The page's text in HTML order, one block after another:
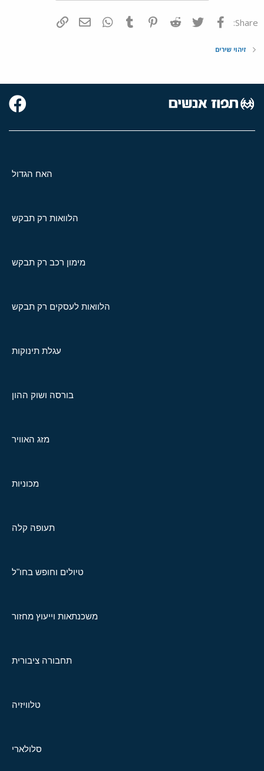
Share: פייסבוק Twitter
Reddit
Pinterest
Tumblr
WhatsAppדואר אלקטרוני
זיהוי שירים
האח הגדול
הלוואות רק תבקש
מימון רכב רק תבקש
הלוואות לעסקים רק תבקש
עגלת תינוקות
בורסה ושוק ההון
מזג האוויר
מכוניות
תעופה קלה
טיולים וחופש בחו"ל
משכנתאות וייעוץ מחזור
תחבורה ציבורית
טלוויזיה
סלולארי